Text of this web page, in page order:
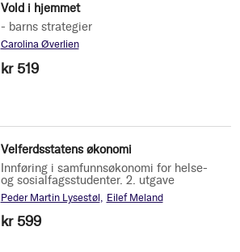
Vold i hjemmet
- barns strategier
Carolina Øverlien
kr 519
Velferdsstatens økonomi
Innføring i samfunnsøkonomi for helse-
og sosialfagsstudenter. 2. utgave
Peder Martin Lysestøl Eilef Meland
kr 599